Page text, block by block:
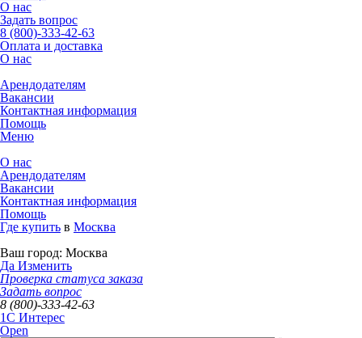
О нас
Задать вопрос
8 (800)-333-42-63
Оплата и доставка
О нас
Арендодателям
Вакансии
Контактная информация
Помощь
Меню
О нас
Арендодателям
Вакансии
Контактная информация
Помощь
Где купить в Москва
Ваш город: Москва
Да Изменить
Проверка статуса заказа
Задать вопрос
8 (800)-333-42-63
1C Интерес
Open